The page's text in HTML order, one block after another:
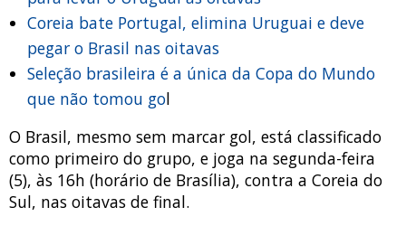
Coreia bate Portugal, elimina Uruguai e deve
pegar o Brasil nas oitavas
Seleção brasileira é a única da Copa do Mundo
que não tomou gol
O Brasil, mesmo sem marcar gol, está classificado
como primeiro do grupo, e joga na segunda-feira
(5), às 16h (horário de Brasília), contra a Coreia do
Sul, nas oitavas de final.